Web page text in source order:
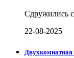
Сдружились
22-08-2025
Двухкомнатная